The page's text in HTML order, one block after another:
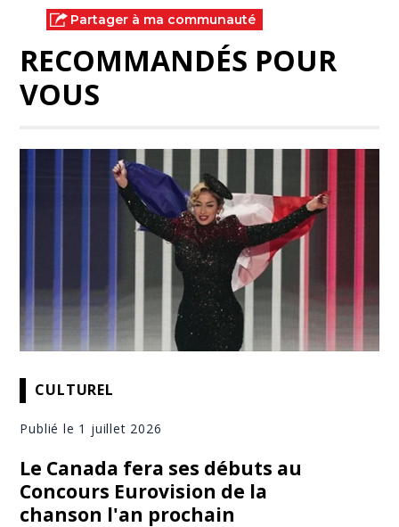
Partager à ma communauté
RECOMMANDÉS POUR
VOUS
CULTUREL
Publié le 1 juillet 2026
Le Canada fera ses débuts au
Concours Eurovision de la
chanson l'an prochain